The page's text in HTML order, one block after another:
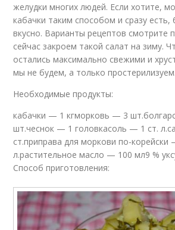
желудки многих людей. Если хотите,
кабачки таким способом и сразу есть,
вкусно. Варианты рецептов смотрите
сейчас закроем такой салат на зиму.
остались максимально свежими и
мы не будем, а только простерилизуем.
Необходимые продукты:
кабачки — 1 кгморковь — 3
шт.чеснок — 1 головкасоль — 1 ст.
ст.приправа для моркови по-корейски
л.растительное масло — 100 мл9 %
Способ приготовления: